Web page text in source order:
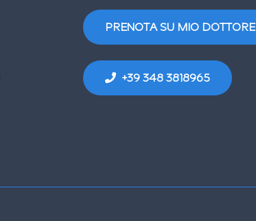
PRENOTA SU MIO DOTTORE
+39 348 3818965